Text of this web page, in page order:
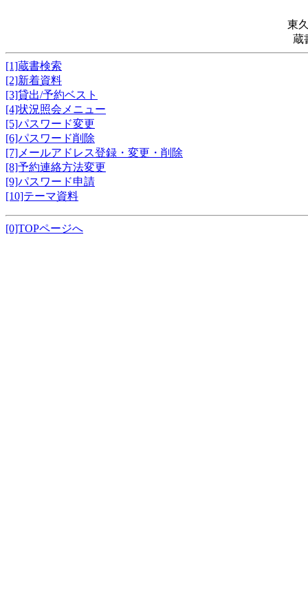
東
蔵
[1]蔵書検索
[2]新着資料
[3]貸出/予約ベスト
[4]状況照会メニュー
[5]パスワード変更
[6]パスワード削除
[7]メールアドレス登録・変更・削除
[8]予約連絡方法変更
[9]パスワード申請
[10]テーマ資料
[0]TOPページへ